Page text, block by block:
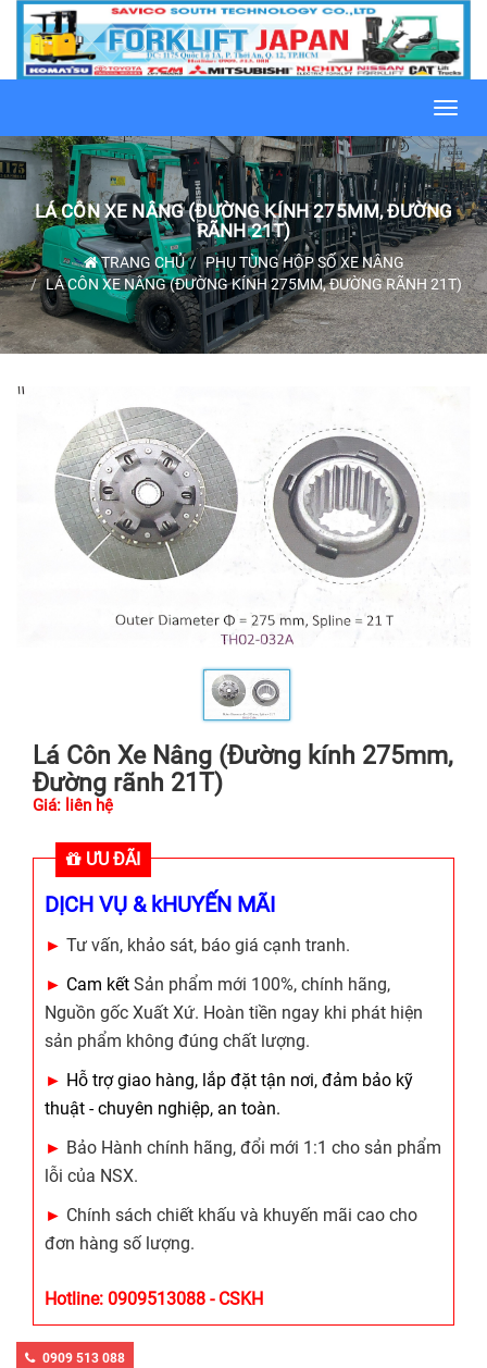
LÁ CÔN XE NÂNG (ĐƯỜNG KÍNH 275MM, ĐƯỜNG
RÃNH 21T)
TRANG CHỦ
PHỤ TÙNG HỘP SỐ XE NÂNG
LÁ CÔN XE NÂNG (ĐƯỜNG KÍNH 275MM, ĐƯỜNG RÃNH 21T)
Lá Côn Xe Nâng (Đường kính 275mm,
Đường rãnh 21T)
Giá: liên hệ
ƯU ĐÃI
DỊCH VỤ & kHUYẾN MÃI
► Tư vấn, khảo sát, báo giá cạnh tranh.
► Cam kết Sản phẩm mới 100%, chính hãng,
Nguồn gốc Xuất Xứ. Hoàn tiền ngay khi phát hiện
sản phẩm không đúng chất lượng.
► Hỗ trợ giao hàng, lắp đặt tận nơi, đảm bảo kỹ
thuật - chuyên nghiệp, an toàn.
► Bảo Hành chính hãng, đổi mới 1:1 cho sản phẩm
lỗi của NSX.
► Chính sách chiết khấu và khuyến mãi cao cho
đơn hàng số lượng.
Hotline: 0909513088 - CSKH
0909 513 088